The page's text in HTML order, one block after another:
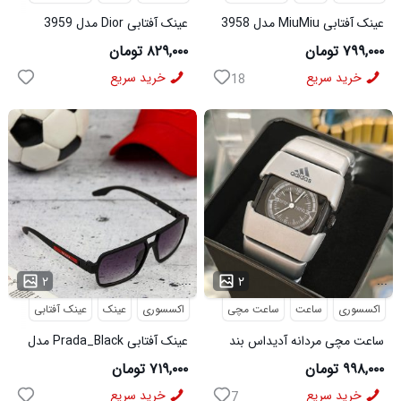
عینک آفتابی Dior مدل 3959
۸۲۹,۰۰۰ تومان
خرید سریع
عینک آفتابی MiuMiu مدل 3958
۷۹۹,۰۰۰ تومان
خرید سریع 18
۲ ...
اکسسوری عینک عینک آفتابی
عینک آفتابی Prada_Black مدل
3957
۷۱۹,۰۰۰ تومان
خرید سریع
۲ ...
اکسسوری ساعت ساعت مچی
ساعت مچی مردانه آدیداس بند
استیل فنری لوکس نقره ای
۹۹۸,۰۰۰ تومان
خرید سریع